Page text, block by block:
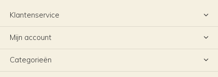
Klantenservice
Mijn account
Categorieën